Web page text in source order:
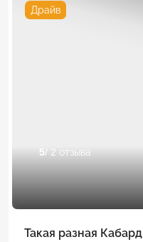
Драйв
5/ 2 отзыва
Такая разная